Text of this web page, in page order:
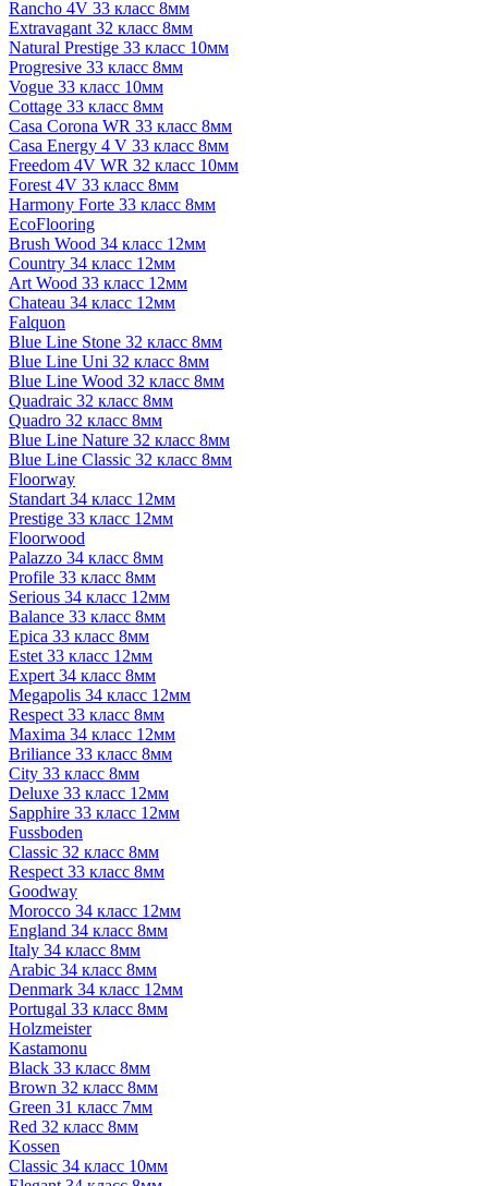
Rancho 4V 33 класс 8мм
Extravagant 32 класс 8мм
Natural Prestige 33 класс 10мм
Progresive 33 класс 8мм
Vogue 33 класс 10мм
Cottage 33 класс 8мм
Casa Corona WR 33 класс 8мм
Casa Energy 4 V 33 класс 8мм
Freedom 4V WR 32 класс 10мм
Forest 4V 33 класс 8мм
Harmony Forte 33 класс 8мм
EcoFlooring
Brush Wood 34 класс 12мм
Country 34 класс 12мм
Art Wood 33 класс 12мм
Chateau 34 класс 12мм
Falquon
Blue Line Stone 32 класс 8мм
Blue Line Uni 32 класс 8мм
Blue Line Wood 32 класс 8мм
Quadraic 32 класс 8мм
Quadro 32 класс 8мм
Blue Line Nature 32 класс 8мм
Blue Line Classic 32 класс 8мм
Floorway
Standart 34 класс 12мм
Prestige 33 класс 12мм
Floorwood
Palazzo 34 класс 8мм
Profile 33 класс 8мм
Serious 34 класс 12мм
Balance 33 класс 8мм
Epica 33 класс 8мм
Estet 33 класс 12мм
Expert 34 класс 8мм
Megapolis 34 класс 12мм
Respect 33 класс 8мм
Maxima 34 класс 12мм
Briliance 33 класс 8мм
City 33 класс 8мм
Deluxe 33 класс 12мм
Sapphire 33 класс 12мм
Fussboden
Classic 32 класс 8мм
Respect 33 класс 8мм
Goodway
Morocco 34 класс 12мм
England 34 класс 8мм
Italy 34 класс 8мм
Arabic 34 класс 8мм
Denmark 34 класс 12мм
Portugal 33 класс 8мм
Holzmeister
Kastamonu
Black 33 класс 8мм
Brown 32 класс 8мм
Green 31 класс 7мм
Red 32 класс 8мм
Kossen
Classic 34 класс 10мм